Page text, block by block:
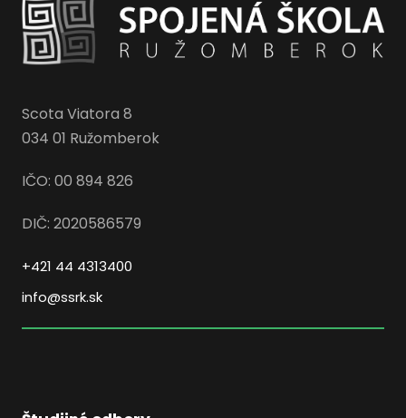
Scota Viatora 8
034 01 Ružomberok
IČO: 00 894 826
DIČ: 2020586579
+421 44 4313400
info@ssrk.sk